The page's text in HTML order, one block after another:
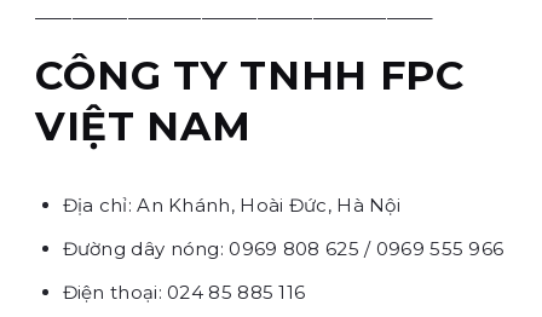
—————————————————————–
CÔNG TY TNHH FPC
VIỆT NAM
Địa chỉ: An Khánh, Hoài Đức, Hà Nội
Đường dây nóng: 0969 808 625 / 0969 555 966
Điện thoại: 024 85 885 116